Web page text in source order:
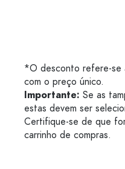
*O desconto refere-se
com o preço único.
Importante: Se as
estas devem ser
Certifique-se de que
carrinho de compras.